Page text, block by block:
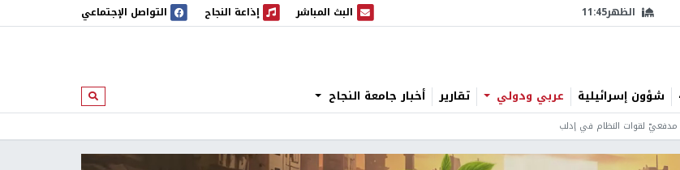
الظهر11:45 البث المباشر
البث المباشر إذاعة النجاح
إذاعة النجاح التواصل الإجتماعي
شؤون إسرائيلية عربي ودولي تقارير أخبار جامعة النجاح ابحث
لقوات النظام في إدلب